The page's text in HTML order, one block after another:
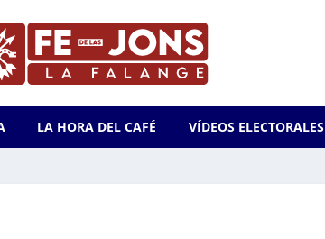
LA HORA DEL CAFÉ VÍDEOS ELECTORALES